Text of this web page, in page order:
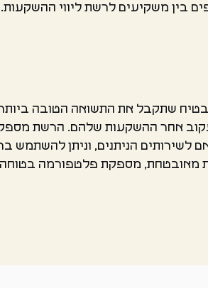
משקיעים לרשת ליווי ההשקעות.
שתקבל את התשואה הטובה
אחר ההשקעות שלהם. הרשת
הניתנים, וניתן להשתמש
מאובטחת, מספקת פלטפורמה